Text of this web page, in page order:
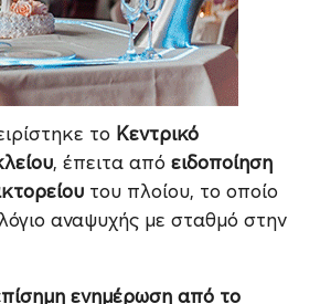
το Κεντρικό
, έπειτα από ειδοποίηση
του πλοίου, το οποίο
αναψυχής με σταθμό στην
ενημέρωση από το